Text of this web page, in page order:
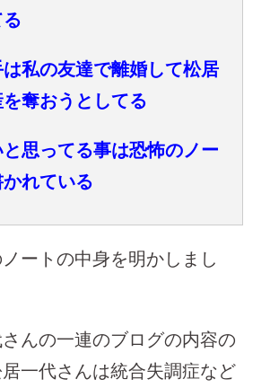
は私の友達で離婚して松居
奪おうとしてる
と思ってる事は恐怖のノー
かれている
ートの中身を明かしまし
んの一連のブログの内容の
一代さんは統合失調症など